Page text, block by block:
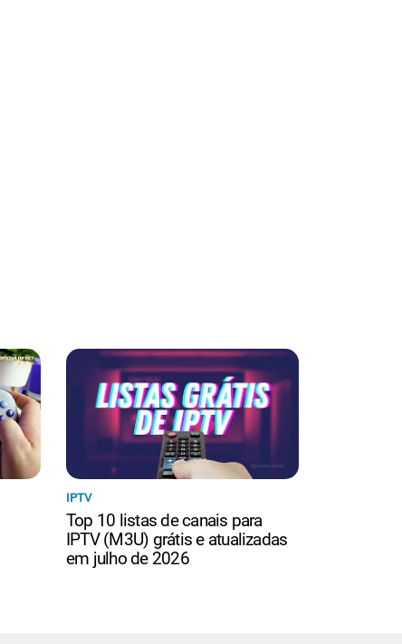
IPTV
Top 10 listas de canais para
IPTV (M3U) grátis e atualizadas
em julho de 2026